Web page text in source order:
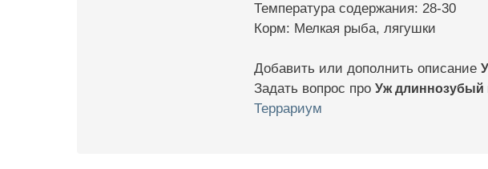
Температура содержания: 28-30
Корм: Мелкая рыба, лягушки
Добавить или дополнить описание
Задать вопрос про Уж длиннозубый
Террариум